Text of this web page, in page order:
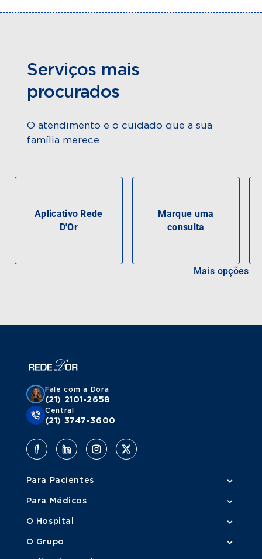
Serviços mais
procurados
O atendimento e o cuidado que a sua
família merece
Aplicativo Rede
D'Or
Marque uma
consulta
Mais opções
Fale com a Dora
(21) 2101-2658
Central
(21) 3747-3600
Para Pacientes
Para Médicos
O Hospital
O Grupo